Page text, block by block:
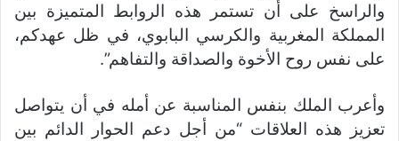
والراسخ على أن تستمر هذه الروابط المتميزة بين
المملكة المغربية والكرسي البابوي، في ظل عهدكم،
على نفس روح الأخوة والصداقة والتفاهم”.
وأعرب الملك بنفس المناسبة عن أمله في أن يتواصل
تعزيز هذه العلاقات “من أجل دعم الحوار الدائم بين